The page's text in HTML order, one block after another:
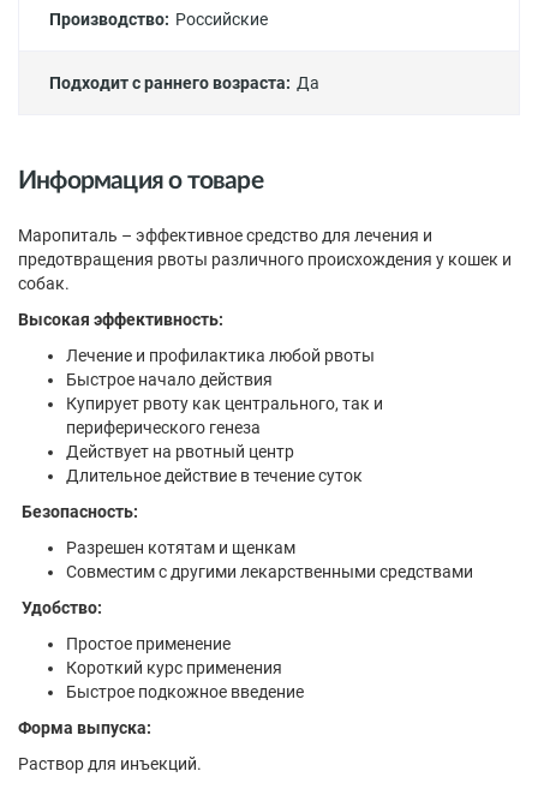
Производство: Российские
Подходит с раннего возраста: Да
Информация о товаре
Маропиталь – эффективное средство для лечения и
предотвращения рвоты различного происхождения у кошек и
собак.
Высокая эффективность:
Лечение и профилактика любой рвоты
Быстрое начало действия
Купирует рвоту как центрального, так и
периферического генеза
Действует на рвотный центр
Длительное действие в течение суток
Безопасность:
Разрешен котятам и щенкам
Совместим с другими лекарственными средствами
Удобство:
Простое применение
Короткий курс применения
Быстрое подкожное введение
Форма выпуска:
Раствор для инъекций.